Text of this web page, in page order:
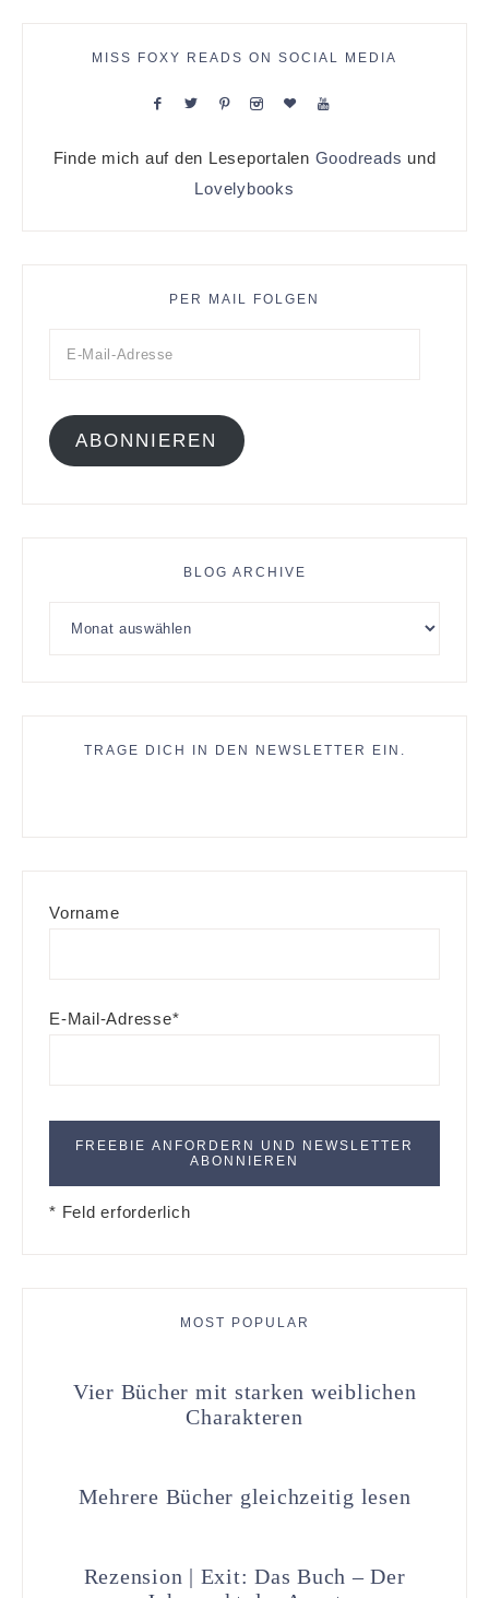
MISS FOXY READS ON SOCIAL MEDIA
Finde mich auf den Leseportalen Goodreads und
Lovelybooks
PER MAIL FOLGEN
ABONNIEREN
BLOG ARCHIVE
TRAGE DICH IN DEN NEWSLETTER EIN.
Vorname
E-Mail-Adresse*
* Feld erforderlich
MOST POPULAR
Vier Bücher mit starken weiblichen
Charakteren
Mehrere Bücher gleichzeitig lesen
Rezension | Exit: Das Buch – Der